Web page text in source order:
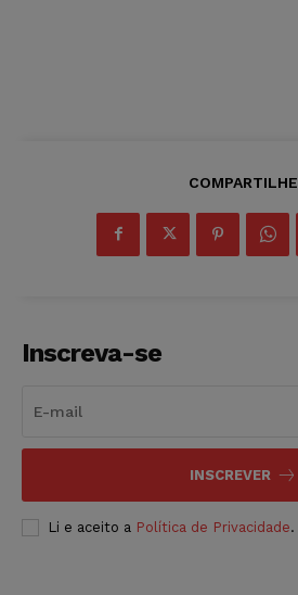
COMPARTILHE
Inscreva-se
INSCREVER
Li e aceito a Política de Privacidade.